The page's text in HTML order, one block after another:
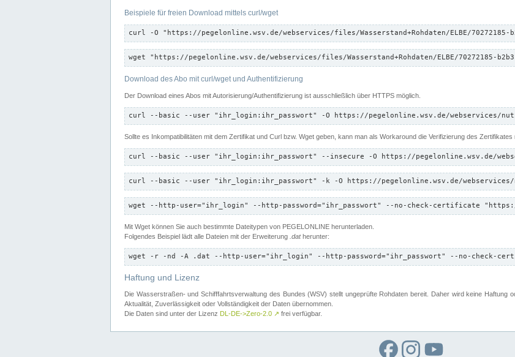
Beispiele für freien Download mittels curl/wget
curl -O "https://pegelonline.wsv.de/webservices/files/Wasserstand+Rohdaten/ELBE/70272185-
wget "https://pegelonline.wsv.de/webservices/files/Wasserstand+Rohdaten/ELBE/70272185-
Download des Abo mit curl/wget und Authentifizierung
Der Download eines Abos mit Autorisierung/Authentifizierung ist ausschließlich über HTTPS möglich.
curl --basic --user "ihr_login:ihr_passwort" -O https://pegelonline.wsv.de/webservices/
Sollte es Inkompatibilitäten mit dem Zertifikat und Curl bzw. Wget geben, kann man als Workaround die Verifizierung des
curl --basic --user "ihr_login:ihr_passwort" --insecure -O https://pegelonline.wsv.de/
curl --basic --user "ihr_login:ihr_passwort" -k -O https://pegelonline.wsv.de/
wget --http-user="ihr_login" --http-password="ihr_passwort" --no-check-certificate
Mit Wget können Sie auch bestimmte Dateitypen von PEGELONLINE herunterladen.
Folgendes Beispiel lädt alle Dateien mit der Erweiterung .datherunter:
wget -r -nd -A .dat --http-user="ihr_login" --http-password="ihr_passwort" --no-check-
Haftung und Lizenz
Die Wasserstraßen- und Schifffahrtsverwaltung des Bundes (WSV) stellt ungeprüfte Rohdaten bereit. Daher wird keine Haftung
Aktualität, Zuverlässigkeit oder Vollständigkeit der Daten übernommen.
Die Daten sind unter der Lizenz DL-DE->Zero-2.0 ↗ frei verfügbar.